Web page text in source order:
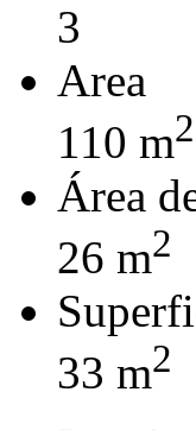
3
Area
110 m2
Área
26 m2
33 m2